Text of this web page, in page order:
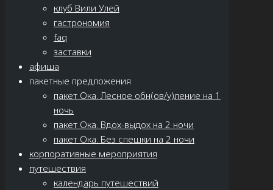
клуб Вили Улей
гастрономия
faq
заставки
афиша
пакетные предложения
пакет Ока. Лесное обн(ов/у)ление на 1
ночь
пакет Ока. Вдох-выдох на 2 ночи
пакет Ока. Без спешки на 2 ночи
корпоративные мероприятия
путешествия
календарь путешествий